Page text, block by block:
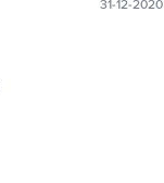
31-12-2020